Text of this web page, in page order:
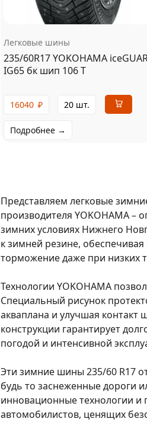
Легковые шины
235/60R17 YOKOHAMA
IG65 бк шип 106 T
16040 ₽ 20 шт.
Подробнее →
Представляем легковые
производителя YOKOHAMA
зимних условиях Нижнего
к зимней резине,
торможение даже при низких
Технологии YOKOHAMA
Специальный рисунок
акваплана и улучшая
конструкции гарантирует
погодой и интенсивной
Эти зимние шины 235/60 R17
будь то заснеженные дороги
инновационные технологии и
автомобилистов, ценящих